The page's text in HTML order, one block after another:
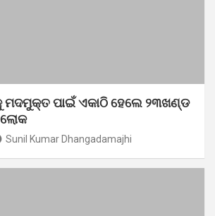
ମଦମୁକ୍ତ ପାଇଁ ଏକାଠି ହେଲେ ୨୩ଖଣ୍ଡ
Sunil Kumar Dhangadamajhi